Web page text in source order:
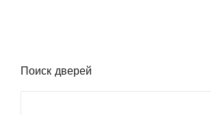
Поиск дверей